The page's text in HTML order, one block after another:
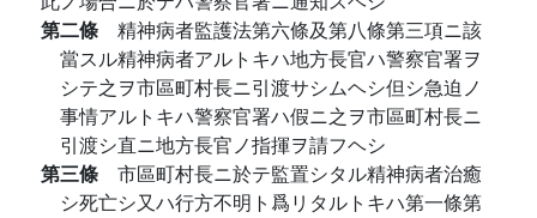
第二條 精神病者監護法第六條及第八條第三項ニ該
當スル精神病者アルトキハ地方長官ハ警察官署ヲ
シテ之ヲ市區町村長ニ引渡サシムヘシ但シ急迫ノ
事情アルトキハ警察官署ハ假ニ之ヲ市區町村長ニ
引渡シ直ニ地方長官ノ指揮ヲ請フヘシ
第三條 市區町村長ニ於テ監置シタル精神病者治癒
シ死亡シ又ハ行方不明ト爲リタルトキハ第一條第